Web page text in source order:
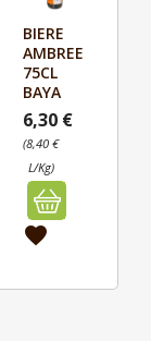

Aperçu
BIERE
AMBREE
75CL
BAYA
6,30 €
(8,40 €
L/Kg)
favorite